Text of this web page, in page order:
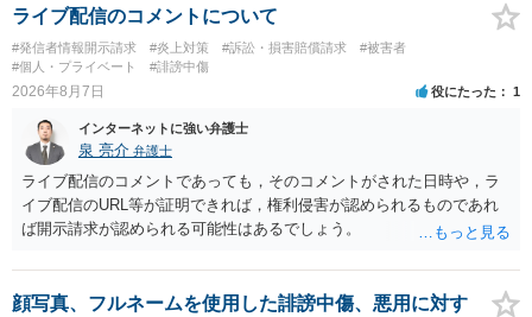
ライブ配信のコメントについて
#発信者情報開示請求 #炎上対策 #訴訟・損害賠償請求
#被害者
#個人・プライベート
#誹謗中傷
2026年8月7日 役にたった 1
インターネットに強い弁護士
泉 亮介 弁護士
ライブ配信のコメントであっても，そのコメントがされた日時や，ラ
イブ配信のURL等が証明できれば，権利侵害が認められるものであれ
ば開示請求が認められる可能性はあるでしょう。
顔写真、フルネームを使用した誹謗中傷、悪用に対す